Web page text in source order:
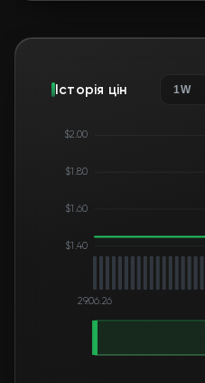
Історія цін 1W
$1.40
$1.60
$1.80
$2.00
29.06.26